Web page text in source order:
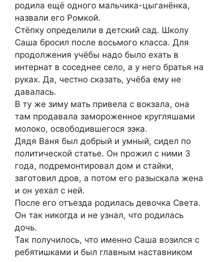
родила ещё одного мальчика-цыганёнка,
назвали его Ромкой.
Стёпку определили в детский сад. Школу
Саша бросил после восьмого класса. Для
продолжения учёбы надо было ехать в
интернат в соседнее село, а у него братья на
руках. Да, честно сказать, учёба ему не
давалась.
В ту же зиму мать привела с вокзала, она
там продавала замороженное кругляшами
молоко, освободившегося зэка.
Дядя Ваня был добрый и умный, сидел по
политической статье. Он прожил с ними 3
года, подремонтировал дом и стайки,
заготовил дров, а потом его разыскала жена
и он уехал с ней.
После его отъезда родилась девочка Света.
Он так никогда и не узнал, что родилась
дочь.
Так получилось, что именно Саша возился с
ребятишками и был главным наставником